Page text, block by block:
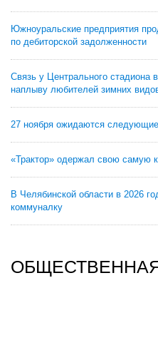
Южноуральские предприятия
по дебиторской задолженности
Связь у Центрального стадиона
наплыву любителей зимних
27 ноября ожидаются
«Трактор» одержал свою самую
В Челябинской области в 2026
коммуналку